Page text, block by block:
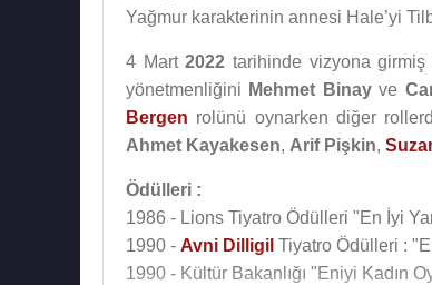
Yağmur karakterinin annesi Hale’yi
4 Mart2022 tarihinde vizyona
yönetmenliğini Mehmet Binayve
Bergen rolünü oynarken diğer
Ahmet Kayakesen, Arif Pişkin,
Ödülleri :
1986 - Lions Tiyatro Ödülleri "En İyi
1990 - Avni Dilligil Tiyatro Ödülleri :
1990 - Kültür Bakanlığı "Eniyi Kadın